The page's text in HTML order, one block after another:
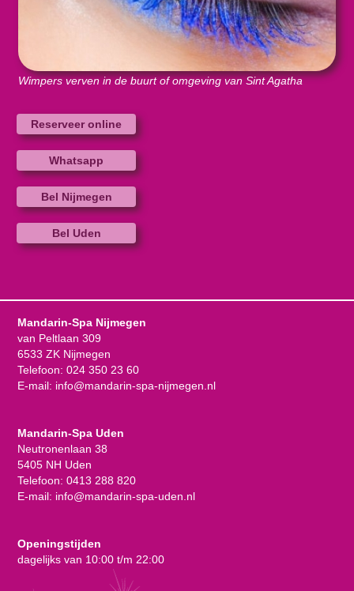
Wimpers verven in de buurt of omgeving van Sint Agatha
Reserveer online
Whatsapp
Bel Nijmegen
Bel Uden
Mandarin-Spa Nijmegen
van Peltlaan 309
6533 ZK Nijmegen
Telefoon: 024 350 23 60
E-mail: info@mandarin-spa-nijmegen.nl
Mandarin-Spa Uden
Neutronenlaan 38
5405 NH Uden
Telefoon: 0413 288 820
E-mail: info@mandarin-spa-uden.nl
Openingstijden
dagelijks van 10:00 t/m 22:00